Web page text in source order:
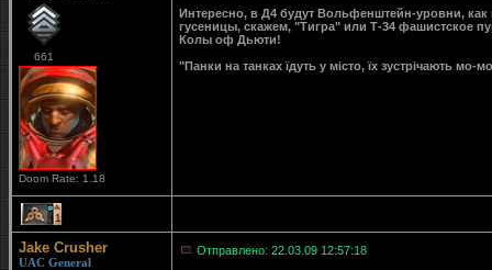
661
Doom Rate: 1.18
Интересно, в Д4 будут Вольфенштейн-уровни, как
гусеницы, скажем, "Тигра" или Т-34 фашистское
Колы оф Дьюти!
"Панки на танках їдуть у місто, їх зустрічають
1
Jake Crusher
UAC General
Отправлено: 22.03.09 12:57:18